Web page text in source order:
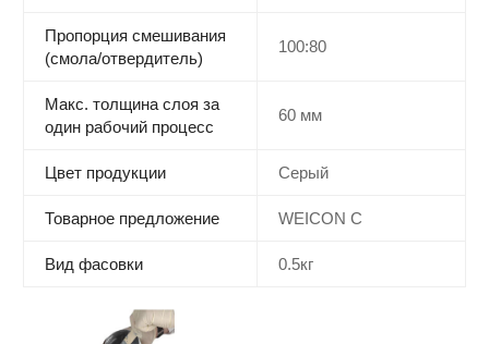
Пропорция смешивания
(смола/отвердитель)
100:80
Макс. толщина слоя за
один рабочий процесс
60 мм
Цвет продукции Серый
Товарное предложение WEICON C
Вид фасовки 0.5кг